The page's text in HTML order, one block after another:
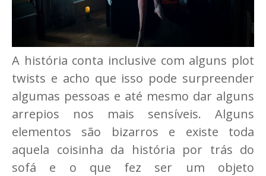
A história conta inclusive com alguns plot
twists e acho que isso pode surpreender
algumas pessoas e até mesmo dar alguns
arrepios nos mais sensíveis. Alguns
elementos são bizarros e existe toda
aquela coisinha da história por trás do
sofá e o que fez ser um objeto